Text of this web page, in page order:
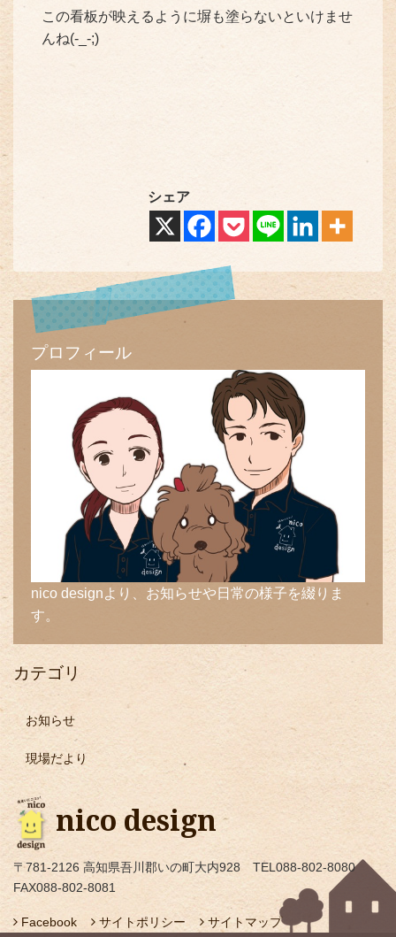
この看板が映えるように塀も塗らないといけませ
んね(-_-;)
シェア
プロフィール
nico designより、お知らせや日常の様子を綴りま
す。
カテゴリ
お知らせ
現場だより
nico design
〒781-2126 高知県吾川郡いの町大内928 TEL088-802-8080
FAX088-802-8081
Facebook サイトポリシー サイトマップ